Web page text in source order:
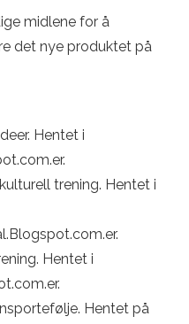
midlene for å
det nye produktet på
Hentet i
trening. Hentet i
Hentet i
Hentet på